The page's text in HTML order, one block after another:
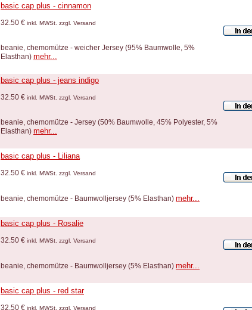
basic cap plus - cinnamon
32.50 € inkl. MWSt. zzgl. Versand
beanie, chemomütze - weicher Jersey (95% Baumwolle, 5%
Elasthan) mehr...
basic cap plus - jeans indigo
32.50 € inkl. MWSt. zzgl. Versand
beanie, chemomütze - Jersey (50% Baumwolle, 45% Polyester, 5%
Elasthan) mehr...
basic cap plus - Liliana
32.50 € inkl. MWSt. zzgl. Versand
beanie, chemomütze - Baumwolljersey (5% Elasthan) mehr...
basic cap plus - Rosalie
32.50 € inkl. MWSt. zzgl. Versand
beanie, chemomütze - Baumwolljersey (5% Elasthan) mehr...
basic cap plus - red star
32.50 € inkl. MWSt. zzgl. Versand